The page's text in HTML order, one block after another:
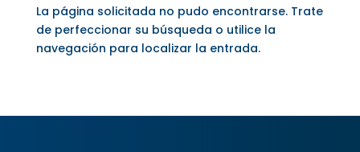
La página solicitada no pudo encontrarse. Trate
de perfeccionar su búsqueda o utilice la
navegación para localizar la entrada.